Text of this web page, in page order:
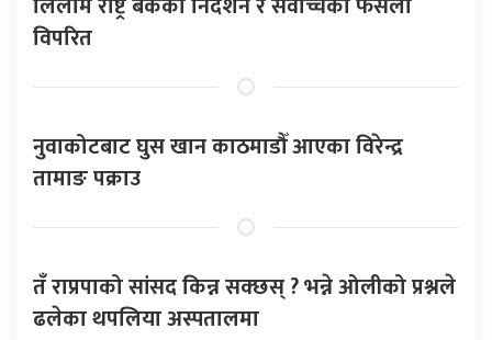
विपरित
नुवाकोटबाट घुस खान काठमाडौँ आएका विरेन्द्र
तामाङ पक्राउ
तँ राप्रपाको सांसद किन्न सक्छस् ? भन्ने ओलीको प्रश्नले
ढलेका थपलिया अस्पतालमा